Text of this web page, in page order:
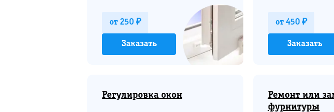
от 250 ₽
Заказать
от 450 ₽
Заказать
Регулировка окон
Ремонт или
фурнитуры